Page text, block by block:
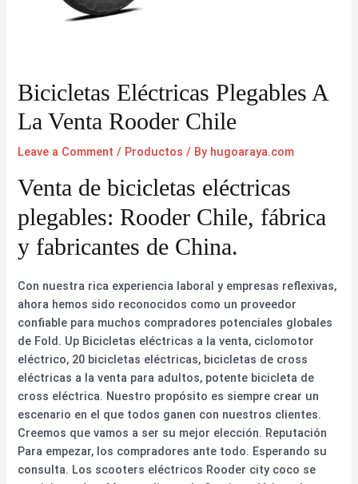
Bicicletas Eléctricas Plegables A
La Venta Rooder Chile
Leave a Comment / Productos / By hugoaraya.com
Venta de bicicletas eléctricas
plegables: Rooder Chile, fábrica
y fabricantes de China.
Con nuestra rica experiencia laboral y empresas reflexivas,
ahora hemos sido reconocidos como un proveedor
confiable para muchos compradores potenciales globales
de Fold. Up Bicicletas eléctricas a la venta, ciclomotor
eléctrico, 20 bicicletas eléctricas, bicicletas de cross
eléctricas a la venta para adultos, potente bicicleta de
cross eléctrica. Nuestro propósito es siempre crear un
escenario en el que todos ganen con nuestros clientes.
Creemos que vamos a ser su mejor elección. Reputación
Para empezar, los compradores ante todo. Esperando su
consulta. Los scooters eléctricos Rooder city coco se